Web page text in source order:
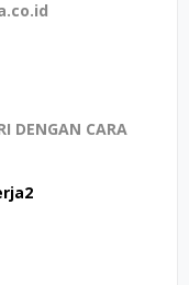
DENGAN CARA